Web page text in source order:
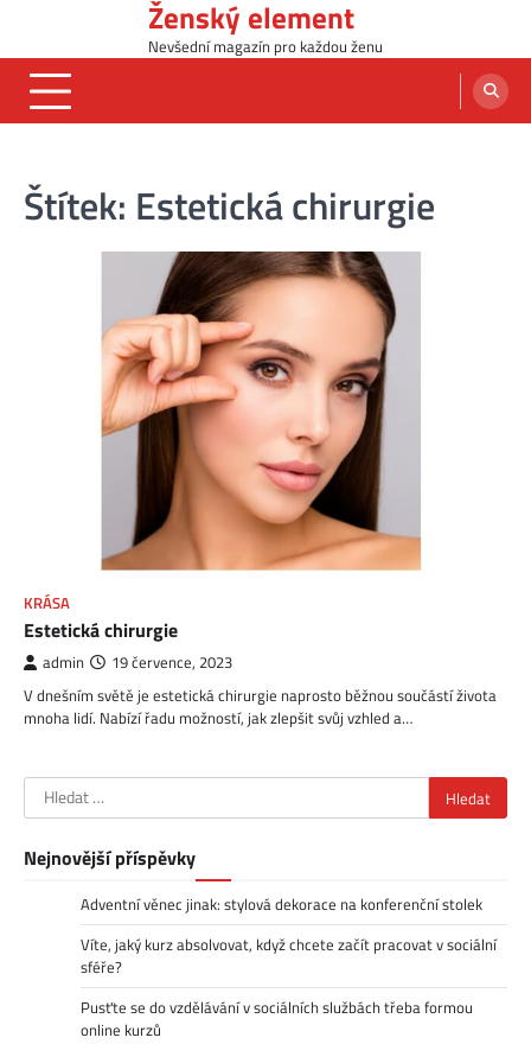
content
Ženský element
Nevšední magazín pro každou ženu
Štítek: Estetická chirurgie
KRÁSA
Estetická chirurgie
admin 19 července, 2023
V dnešním světě je estetická chirurgie naprosto běžnou součástí života
mnoha lidí. Nabízí řadu možností, jak zlepšit svůj vzhled a…
Vyhledávání
Nejnovější příspěvky
Adventní věnec jinak: stylová dekorace na konferenční stolek
Víte, jaký kurz absolvovat, když chcete začít pracovat v sociální
sféře?
Pusťte se do vzdělávání v sociálních službách třeba formou
online kurzů